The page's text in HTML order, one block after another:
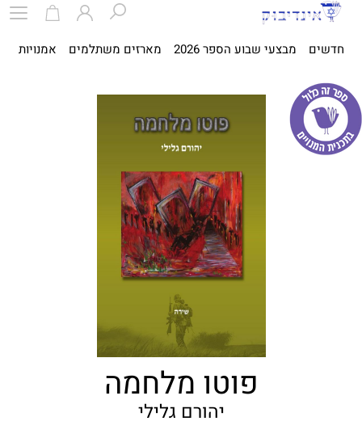
חדשים מבצעי שבוע הספר 2026 מארזים משתלמים אמנויות
פוטו מלחמה
יהורם גלילי